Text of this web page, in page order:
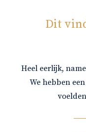
Dit
Heel eerlijk,
We hebben